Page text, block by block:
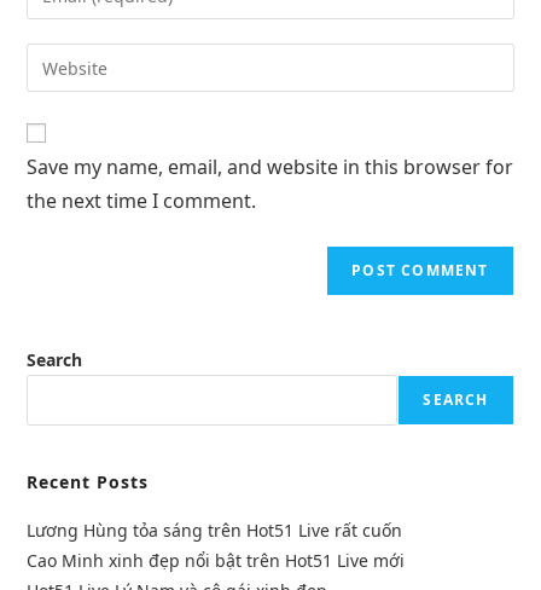
Save my name, email, and website in this browser for
the next time I comment.
Search
SEARCH
Recent Posts
Lương Hùng tỏa sáng trên Hot51 Live rất cuốn
Cao Minh xinh đẹp nổi bật trên Hot51 Live mới